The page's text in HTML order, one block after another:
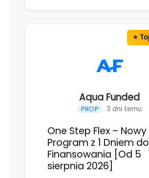
Aqua Funded
PROP 3 dni temu
One Step Flex – Nowy
Program z 1 Dniem do
Finansowania [Od 5
sierpnia 2026]